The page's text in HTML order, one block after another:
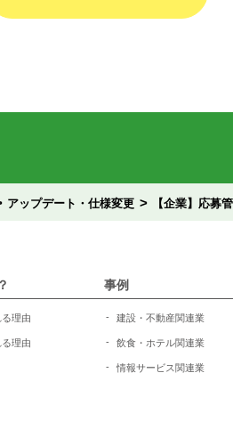
アップデート・仕様変更 > 【企業】応募
理由
理由
事例
建設・不動産関連業
飲食・ホテル関連業
情報サービス関連業